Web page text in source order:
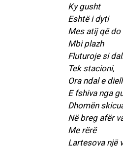
Ky gusht
Eshtë i dyti
Mes atij që do
Mbi plazh
Fluturoje si
Tek stacioni,
Ora ndal e
E fshiva nga
Dhomën
Në breg afër
Me rërë
Lartesova një